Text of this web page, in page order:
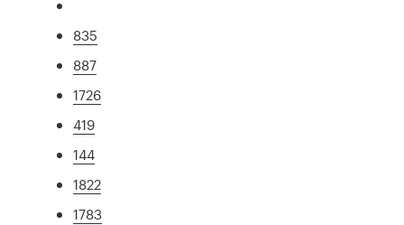
835
887
1726
419
144
1822
1783